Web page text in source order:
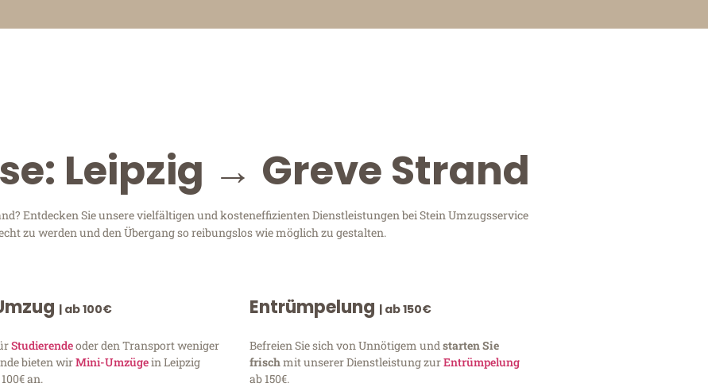
Leipzig → Greve Strand
Entdecken Sie unsere vielfältigen und kosteneffizienten Dienstleistungen bei Stein Umzugsservice
zu werden und den Übergang so reibungslos wie möglich zu gestalten.
| ab 100€
Studierendeoder den Transport weniger
bieten wirMini-Umzügein Leipzig
an.
Entrümpelung | ab 150€
Befreien Sie sich von Unnötigem und starten Sie
frischmit unserer Dienstleistung zurEntrümpelung
ab 150€.